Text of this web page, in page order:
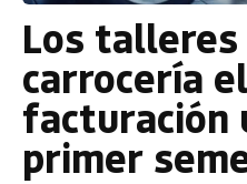
Los talleres
carrocería
facturación
primer